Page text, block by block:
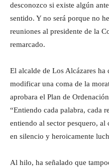
desconozco si existe algún
sentido. Y no será porque no
reuniones al presidente de la
remarcado.
El alcalde de Los Alcázares ha
modificar una coma de la
aprobara el Plan de
“Entiendo cada palabra, cada
entiendo al sector pesquero,
en silencio y heroicamente
Al hilo, ha señalado que